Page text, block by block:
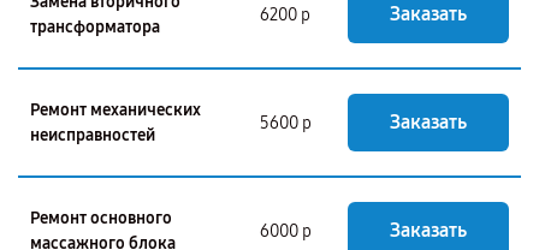
трансформатора
6200 р Заказать
Ремонт механических
неисправностей
5600 р Заказать
Ремонт основного
массажного блока
6000 р Заказать